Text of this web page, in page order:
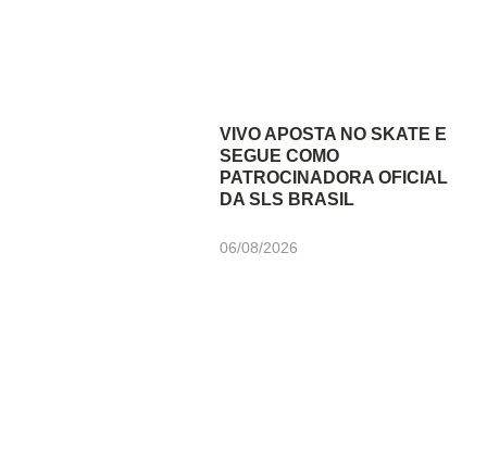
VIVO APOSTA NO SKATE E
SEGUE COMO
PATROCINADORA OFICIAL
DA SLS BRASIL
06/08/2026